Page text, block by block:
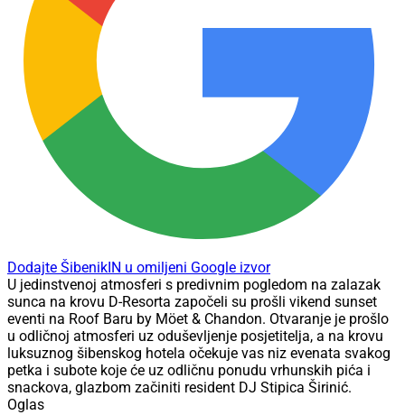
Dodajte ŠibenikIN u omiljeni Google izvor
U jedinstvenoj atmosferi s predivnim pogledom na zalazak
sunca na krovu D-Resorta započeli su prošli vikend sunset
eventi na Roof Baru by Möet & Chandon. Otvaranje je prošlo
u odličnoj atmosferi uz oduševljenje posjetitelja, a na krovu
luksuznog šibenskog hotela očekuje vas niz evenata svakog
petka i subote koje će uz odličnu ponudu vrhunskih pića i
snackova, glazbom začiniti resident DJ Stipica Širinić.
Oglas